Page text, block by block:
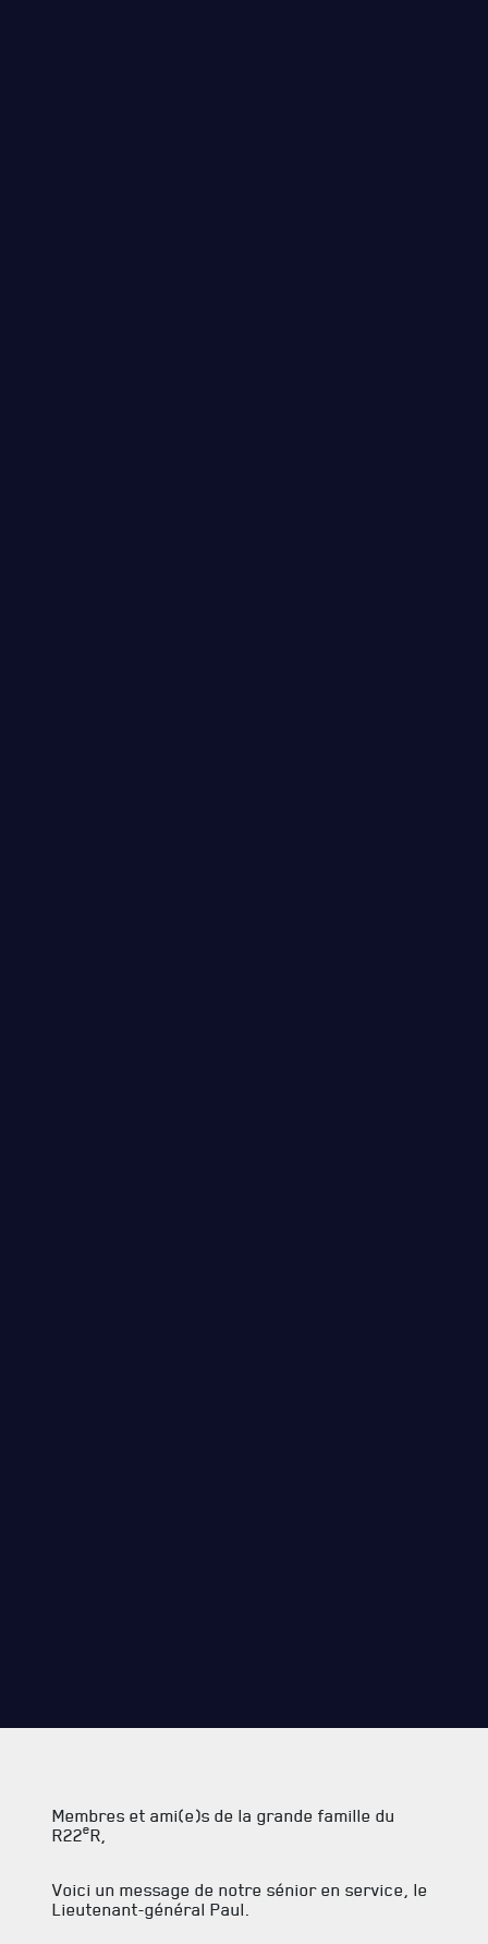
SERVICES ÀLA CITADELLE
Membres et ami(e)s de la grande famille du
R22eR,
Voici un message de notre sénior en service, le
Lieutenant-général Paul.